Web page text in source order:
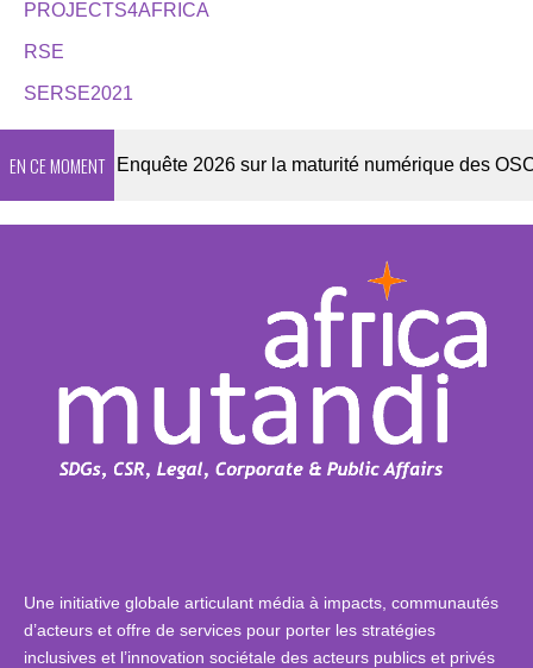
PROJECTS4AFRICA
RSE
SERSE2021
EN CE MOMENTEnquête 2026 sur la maturité numérique des OSC
Une initiative globale articulant média à impacts, communautés
d’acteurs et offre de services pour porter les stratégies
inclusives et l’innovation sociétale des acteurs publics et privés